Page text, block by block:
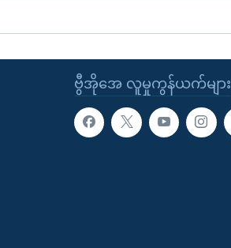
ဗွီအိုအေ လူမှုကွန်ယက်များ